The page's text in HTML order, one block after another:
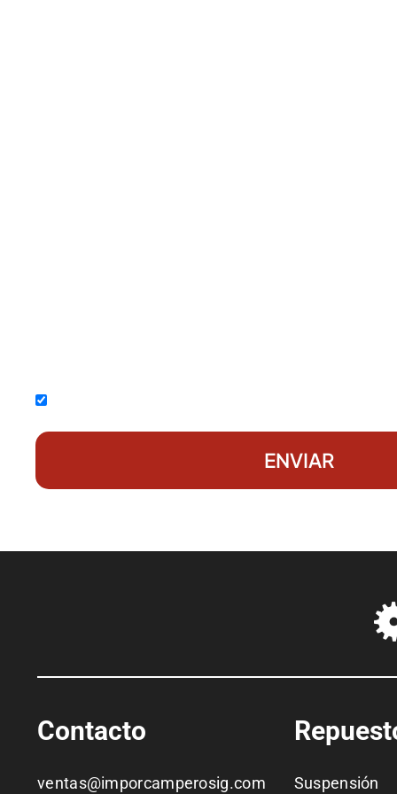
ENVIAR
Contacto
ventas@imporcamperosig.com Suspensión